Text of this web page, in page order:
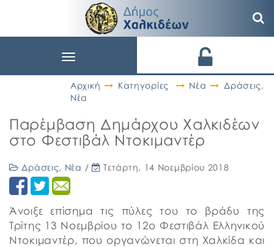
Toggle
Αρχική
Κατηγορίες Νέα Δράσεις,
Νέα
Παρέμβαση Δημάρχου Χαλκιδέων
στο Φεστιβάλ Ντοκιμαντέρ
Δράσεις, Νέα / Τετάρτη, 14 Νοεμβρίου 2018
Άνοιξε επίσημα τις πύλες του το βράδυ της
Τρίτης 13 Νοεμβρίου το 12ο Φεστιβάλ Ελληνικού
Ντοκιμαντέρ, που οργανώνεται στη Χαλκίδα και